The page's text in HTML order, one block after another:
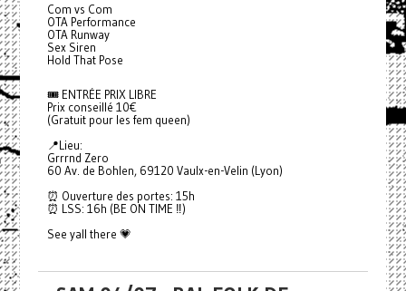
Com vs Com
OTA Performance
OTA Runway
Sex Siren
Hold That Pose
🎟️ ENTRÉE PRIX LIBRE
Prix conseillé 10€
(Gratuit pour les fem queen)
📍Lieu:
Grrrnd Zero
60 Av. de Bohlen, 69120 Vaulx-en-Velin (Lyon)
⏰ Ouverture des portes: 15h
⏰ LSS: 16h (BE ON TIME ‼️)
See yall there 💗